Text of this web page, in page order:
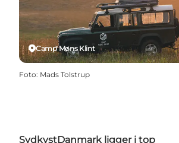
Camp Møns Klint
Foto: Mads Tolstrup
SydkystDanmark ligger i top